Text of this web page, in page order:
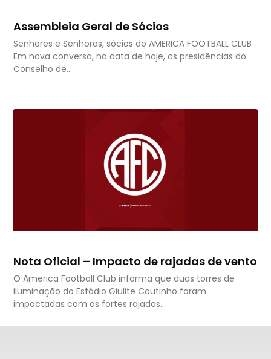
Assembleia Geral de Sócios
Senhores e Senhoras, sócios do AMERICA FOOTBALL CLUB
Em nova conversa, na data de hoje, as presidências do
Conselho de…
Nota Oficial – Impacto de rajadas de vento
O America Football Club informa que duas torres de
iluminação do Estádio Giulite Coutinho foram
impactadas com as fortes rajadas…